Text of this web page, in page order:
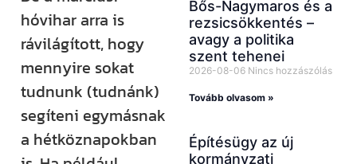
hóvihar arra is
rávilágított, hogy
mennyire sokat
tudnunk (tudnánk)
segíteni egymásnak
a hétköznapokban
Bős-Nagymaros és a
rezsicsökkentés –
avagy a politika
szent tehenei
2026-08-06 Nincs hozzászólás
Tovább olvasom »
Építésügy az új
kormányzati